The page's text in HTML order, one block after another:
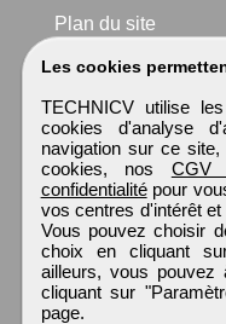
Les cookies
TECHNICV utilise
cookies d'analyse
navigation sur ce
cookies, nos CGV
confidentialitépour
vos centres d'intérêt
Vous pouvez choisir
choix en cliquant
ailleurs, vous
cliquant sur
page.
Plan du site